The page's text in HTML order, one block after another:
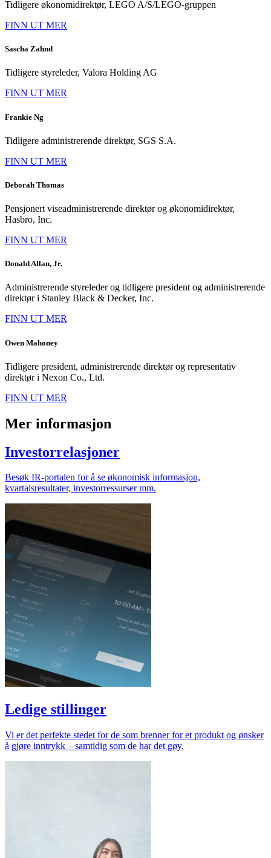
Tidligere økonomidirektør, LEGO A/S/LEGO-gruppen
FINN UT MER
Sascha Zahnd
Tidligere styreleder, Valora Holding AG
FINN UT MER
Frankie Ng
Tidligere administrerende direktør, SGS S.A.
FINN UT MER
Deborah Thomas
Pensjonert viseadministrerende direktør og økonomidirektør,
Hasbro, Inc.
FINN UT MER
Donald Allan, Jr.
Administrerende styreleder og tidligere president og administrerende
direktør i Stanley Black & Decker, Inc.
FINN UT MER
Owen Mahoney
Tidligere president, administrerende direktør og representativ
direktør i Nexon Co., Ltd.
FINN UT MER
Mer informasjon
Investorrelasjoner
Besøk IR-portalen for å se økonomisk informasjon,
kvartalsresultater, investorressurser mm.
Ledige stillinger
Vi er det perfekte stedet for de som brenner for et produkt og ønsker
å gjøre inntrykk – samtidig som de har det gøy.